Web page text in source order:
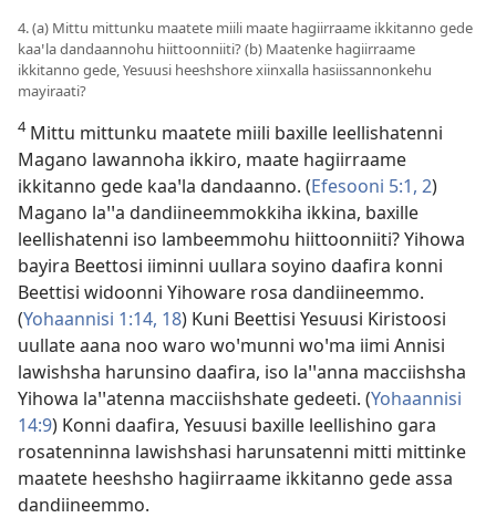
4. (a) Mittu mittunku maatete miili maate hagiirraame ikkitanno gede
kaaꞌla dandaannohu hiittoonniiti? (b) Maatenke hagiirraame
ikkitanno gede, Yesuusi heeshshore xiinxalla hasiissannonkehu
mayiraati?
4Mittu mittunku maatete miili baxille leellishatenni
Magano lawannoha ikkiro, maate hagiirraame
ikkitanno gede kaaꞌla dandaanno. (Efesooni 5:1, 2)
Magano laꞌꞌa dandiineemmokkiha ikkina, baxille
leellishatenni iso lambeemmohu hiittoonniiti? Yihowa
bayira Beettosi iiminni uullara soyino daafira konni
Beettisi widoonni Yihoware rosa dandiineemmo.
(Yohaannisi 1:14, 18) Kuni Beettisi Yesuusi Kiristoosi
uullate aana noo waro woꞌmunni woꞌma iimi Annisi
lawishsha harunsino daafira, iso laꞌꞌanna macciishsha
Yihowa laꞌꞌatenna macciishshate gedeeti. (Yohaannisi
14:9) Konni daafira, Yesuusi baxille leellishino gara
rosatenninna lawishshasi harunsatenni mitti mittinke
maatete heeshsho hagiirraame ikkitanno gede assa
dandiineemmo.